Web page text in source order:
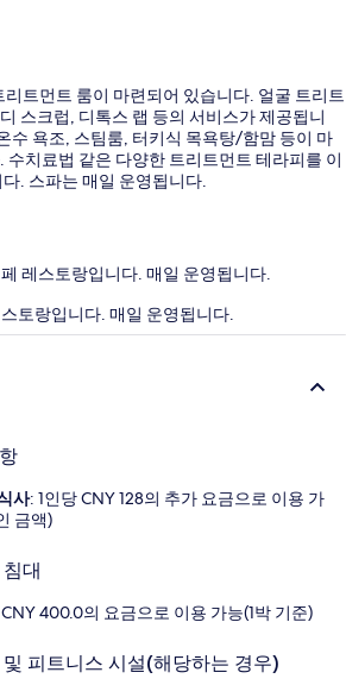
리트먼트 룸이 마련되어 있습니다. 얼굴 트리트
스크럽, 디톡스 랩 등의 서비스가 제공됩니
수 욕조, 스팀룸, 터키식 목욕탕/함맘 등이 마
수치료법 같은 다양한 트리트먼트 테라피를 이
. 스파는 매일 운영됩니다.
레스토랑입니다. 매일 운영됩니다.
토랑입니다. 매일 운영됩니다.
사: 1인당 CNY 128의 추가 요금으로 이용 가
금액)
대
400.0의 요금으로 이용 가능(1박 기준)
피트니스 시설(해당하는 경우)